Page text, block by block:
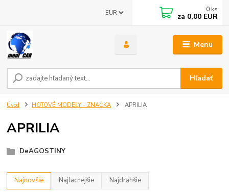
Menu
EUR
Hľadať
0 ks
za 0,00 EUR
Úvod HOTOVÉ MODELY - ZNAČKA APRILIA
APRILIA
DeAGOSTINY
Najnovšie Najlacnejšie Najdrahšie